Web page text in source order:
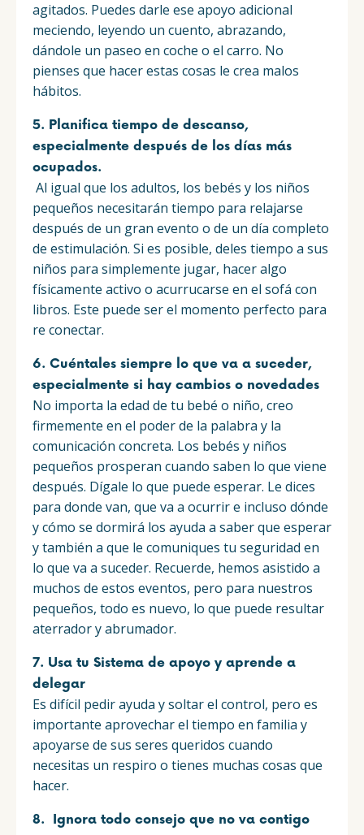
agitados. Puedes darle ese apoyo adicional
meciendo, leyendo un cuento, abrazando,
dándole un paseo en coche o el carro. No
pienses que hacer estas cosas le crea malos
hábitos.
5. Planifica tiempo de descanso,
especialmente después de los días más
ocupados.
Al igual que los adultos, los bebés y los niños
pequeños necesitarán tiempo para relajarse
después de un gran evento o de un día completo
de estimulación. Si es posible, deles tiempo a sus
niños para simplemente jugar, hacer algo
físicamente activo o acurrucarse en el sofá con
libros. Este puede ser el momento perfecto para
re conectar.
6. Cuéntales siempre lo que va a suceder,
especialmente si hay cambios o novedades
No importa la edad de tu bebé o niño, creo
firmemente en el poder de la palabra y la
comunicación concreta. Los bebés y niños
pequeños prosperan cuando saben lo que viene
después. Dígale lo que puede esperar. Le dices
para donde van, que va a ocurrir e incluso dónde
y cómo se dormirá los ayuda a saber que esperar
y también a que le comuniques tu seguridad en
lo que va a suceder. Recuerde, hemos asistido a
muchos de estos eventos, pero para nuestros
pequeños, todo es nuevo, lo que puede resultar
aterrador y abrumador.
7. Usa tu Sistema de apoyo y aprende a
delegar
Es difícil pedir ayuda y soltar el control, pero es
importante aprovechar el tiempo en familia y
apoyarse de sus seres queridos cuando
necesitas un respiro o tienes muchas cosas que
hacer.
8. Ignora todo consejo que no va contigo